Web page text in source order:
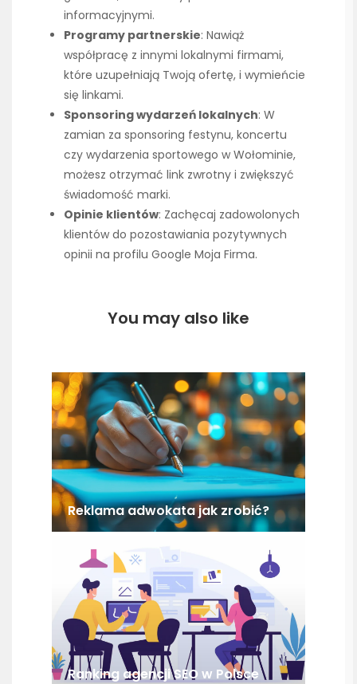
informacyjnymi.
Programy partnerskie: Nawiąż
współpracę z innymi lokalnymi firmami,
które uzupełniają Twoją ofertę, i wymieńcie
się linkami.
Sponsoring wydarzeń lokalnych: W
zamian za sponsoring festynu, koncertu
czy wydarzenia sportowego w Wołominie,
możesz otrzymać link zwrotny i zwiększyć
świadomość marki.
Opinie klientów: Zachęcaj zadowolonych
klientów do pozostawiania pozytywnych
opinii na profilu Google Moja Firma.
You may also like
Reklama adwokata jak zrobić?
Ranking agencji SEO w Polsce